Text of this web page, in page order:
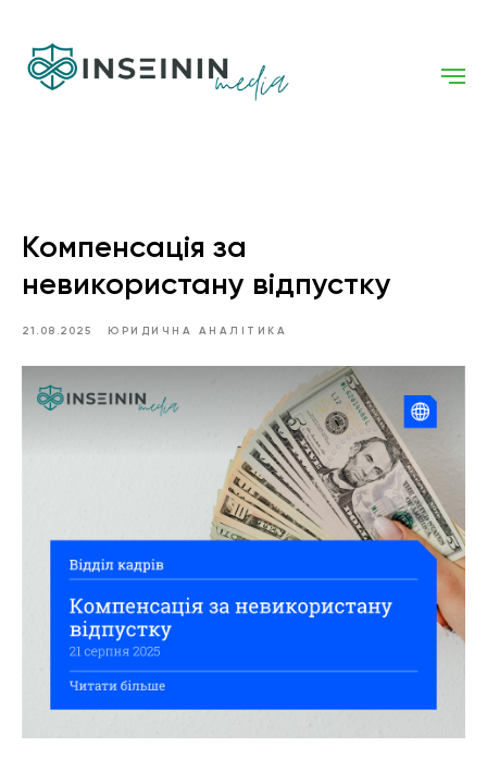
Компенсація за
невикористану відпустку
21.08.2025 ЮРИДИЧНА АНАЛІТИКА